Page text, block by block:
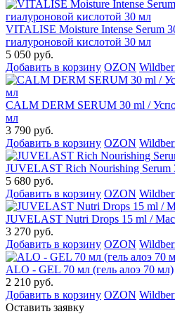
VITALISE Moisture Intense Serum
гиалуроновой кислотой 30 мл
5 050 руб.
Добавить в корзину OZON
CALM DERM SERUM 30 ml /
мл
3 790 руб.
Добавить в корзину OZON
JUVELAST Rich Nourishing
5 680 руб.
Добавить в корзину OZON
JUVELAST Nutri Drops 15 ml /
3 270 руб.
Добавить в корзину OZON
ALO - GEL 70 мл (гель алоэ 70 мл)
2 210 руб.
Добавить в корзину OZON
Оставить заявку